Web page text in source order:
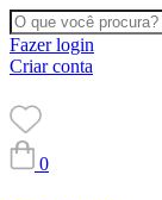
Fazer login
Criar conta
0